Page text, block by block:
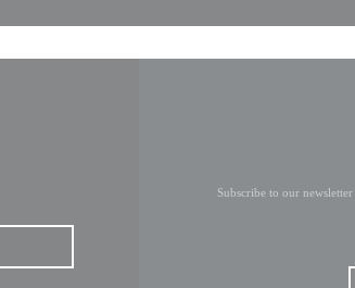
Subscribe to our